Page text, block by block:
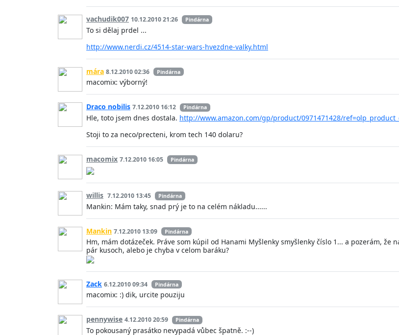
vachudik007 10.12.2010 21:26 Pindárna
To si dělaj prdel ...
http://www.nerdi.cz/4514-star-wars-hvezdne-valky.html
mára 8.12.2010 02:36 Pindárna
macomix: výborný!
Draco nobilis 7.12.2010 16:12 Pindárna
Hle, toto jsem dnes dostala. http://www.amazon.com/gp/product/0971471428/
Stoji to za neco/precteni, krom tech 140 dolaru?
macomix 7.12.2010 16:05 Pindárna
willis 7.12.2010 13:45 Pindárna
Mankin: Mám taky, snad prý je to na celém nákladu......
Mankin 7.12.2010 13:09 Pindárna
Hm, mám dotázeček. Práve som kúpil od Hanami Myšlenky smyšlenky číslo 1... a pozerám,
pár kusoch, alebo je chyba v celom baráku?
Zack 6.12.2010 09:34 Pindárna
macomix: :) dik, urcite pouziju
pennywise 4.12.2010 20:59 Pindárna
To pokousaný prasátko nevypadá vůbec špatně. :--)